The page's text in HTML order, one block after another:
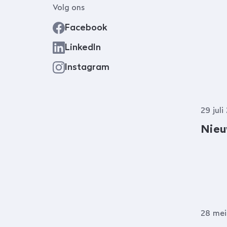
Volg ons
Facebook
LinkedIn
Instagram
29 juli
28